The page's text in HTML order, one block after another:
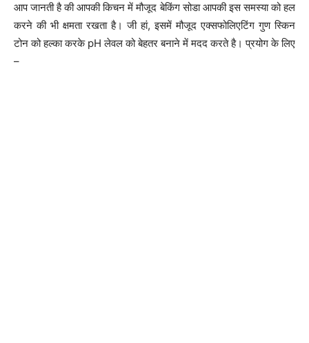
आप जानती है की आपकी किचन में मौजूद बेकिंग सोडा आपकी इस समस्या को हल
करने की भी क्षमता रखता है। जी हां, इसमें मौजूद एक्सफोलिएटिंग गुण स्किन
टोन को हल्का करके pH लेवल को बेहतर बनाने में मदद करते है। प्रयोग के लिए
–